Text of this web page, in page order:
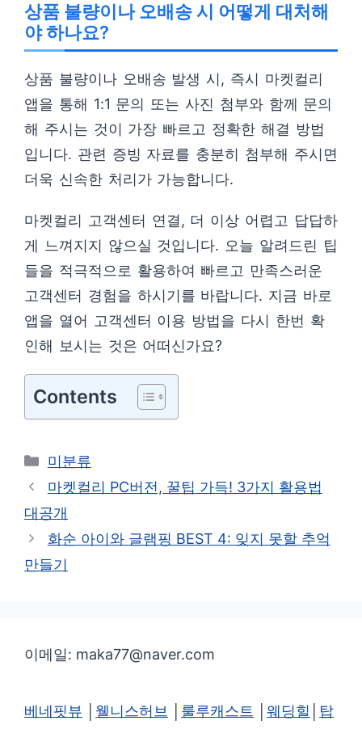
상품 불량이나 오배송 시 어떻게 대처해
야 하나요?
상품 불량이나 오배송 발생 시, 즉시 마켓컬리
앱을 통해 1:1 문의 또는 사진 첨부와 함께 문의
해 주시는 것이 가장 빠르고 정확한 해결 방법
입니다. 관련 증빙 자료를 충분히 첨부해 주시면
더욱 신속한 처리가 가능합니다.
마켓컬리 고객센터 연결, 더 이상 어렵고 답답하
게 느껴지지 않으실 것입니다. 오늘 알려드린 팁
들을 적극적으로 활용하여 빠르고 만족스러운
고객센터 경험을 하시기를 바랍니다. 지금 바로
앱을 열어 고객센터 이용 방법을 다시 한번 확
인해 보시는 것은 어떠신가요?
Contents
카
테
리
미분류
마켓컬리 PC버전, 꿀팁 가득! 3가지 활용법
대공개
화순 아이와 글램핑 BEST 4: 잊지 못할 추억
만들기
이메일: maka77@naver.com
베네핏뷰 웰니스허브 룰루캐스트 웨딩힐
탑